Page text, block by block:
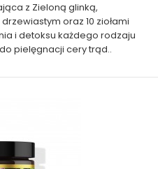
z Zieloną glinką,
oraz 10 ziołami
i detoksu każdego rodzaju
pielęgnacji cery trąd..